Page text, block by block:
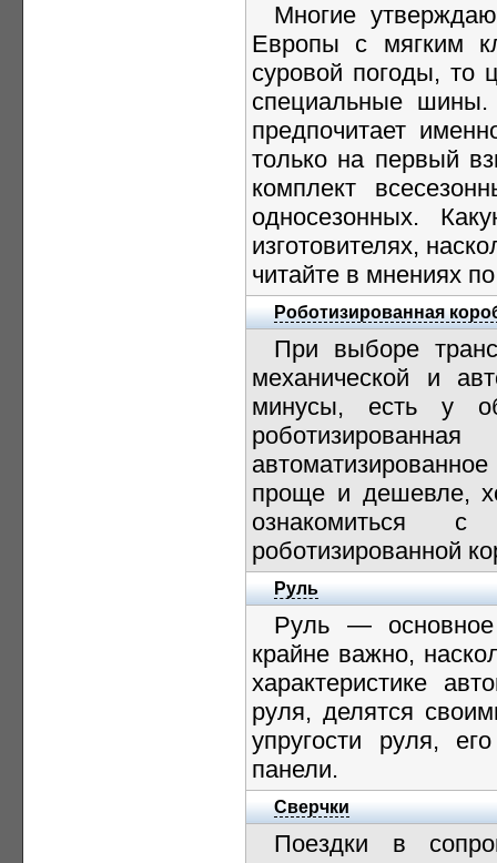
Многие
Европы с мягким
суровой погоды, то
специальные шины.
предпочитает
только на первый
комплект
односезонных.
изготовителях,
читайте в мнениях
Роботизированная
При выборе
механической и
минусы, есть у
проще и дешевле,
ознакомиться
роботизированной
Руль
Руль — основное
крайне важно,
характеристике
руля, делятся
упругости руля,
панели.
Сверчки
Поездки в